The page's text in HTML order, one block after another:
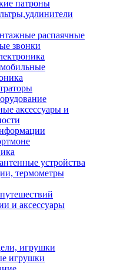
патроны
распаячные
звонки
аксессуары и
устройства
термометры
и аксессуары
игрушки
игрушки